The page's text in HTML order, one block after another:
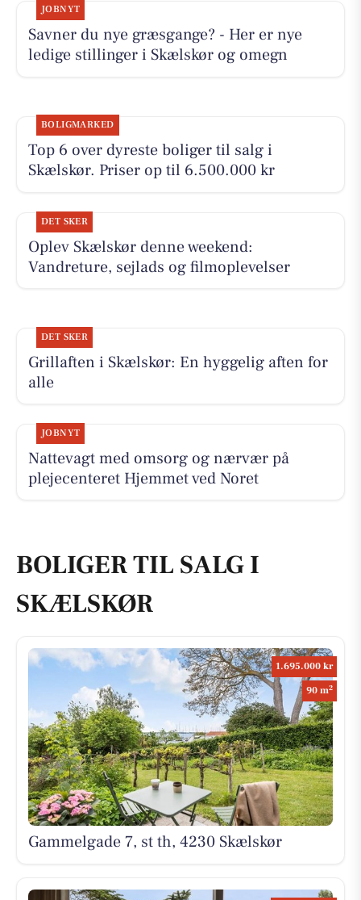
JOBNYT
Savner du nye græsgange? - Her er nye
ledige stillinger i Skælskør og omegn
BOLIGMARKED
Top 6 over dyreste boliger til salg i
Skælskør. Priser op til 6.500.000 kr
DET SKER
Oplev Skælskør denne weekend:
Vandreture, sejlads og filmoplevelser
DET SKER
Grillaften i Skælskør: En hyggelig aften for
alle
JOBNYT
Nattevagt med omsorg og nærvær på
plejecenteret Hjemmet ved Noret
BOLIGER TIL SALG I
SKÆLSKØR
1.695.000 kr
90 m2
Gammelgade 7, st th, 4230 Skælskør